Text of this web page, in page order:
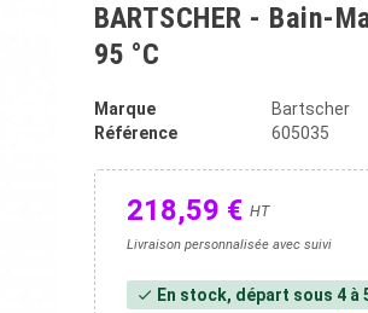
BARTSCHER - Bain-
95 °C
Marque
Bartscher
Référence
605035
218,59 € HT
Livraison personnalisée avec suivi
check En stock, départ sous 4 à